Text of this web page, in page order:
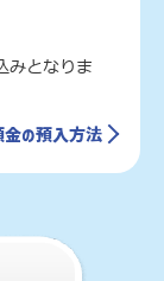
みとなりま
金の預入方法